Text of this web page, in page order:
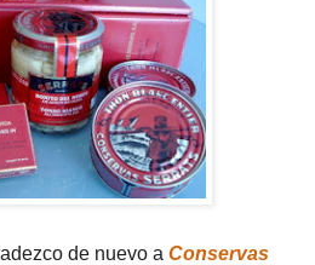
de nuevo a Conservas